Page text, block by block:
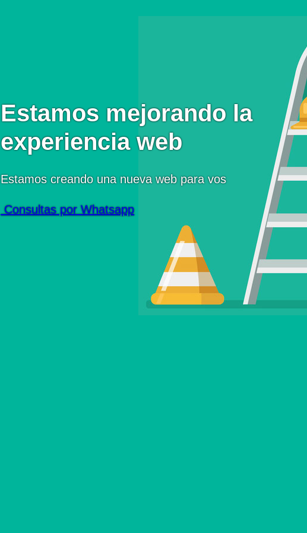
Estamos mejorando la
experiencia web
Estamos creando una nueva web para vos
Consultas por Whatsapp